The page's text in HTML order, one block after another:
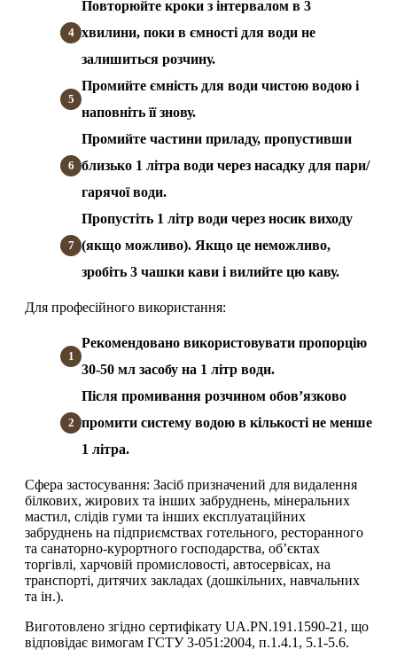
Повторюйте кроки з інтервалом в 3
хвилини, поки в ємності для води не
залишиться розчину.
Промийте ємність для води чистою водою і
наповніть її знову.
Промийте частини приладу, пропустивши
близько 1 літра води через насадку для пари/
гарячої води.
Пропустіть 1 літр води через носик виходу
(якщо можливо). Якщо це неможливо,
зробіть 3 чашки кави і вилийте цю каву.
Для професійного використання:
Рекомендовано використовувати пропорцію
30-50 мл засобу на 1 літр води.
Після промивання розчином обов’язково
промити систему водою в кількості не менше
1 літра.
Сфера застосування: Засіб призначений для видалення
білкових, жирових та інших забруднень, мінеральних
мастил, слідів гуми та інших експлуатаційних
забруднень на підприємствах готельного, ресторанного
та санаторно-курортного господарства, об’єктах
торгівлі, харчовій промисловості, автосервісах, на
транспорті, дитячих закладах (дошкільних, навчальних
та ін.).
Виготовлено згідно сертифікату UA.PN.191.1590-21, що
відповідає вимогам ГСТУ 3-051:2004, п.1.4.1, 5.1-5.6.